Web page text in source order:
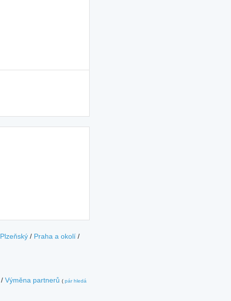
Plzeňský / Praha a okolí /
/ Výměna partnerů ( pár hledá